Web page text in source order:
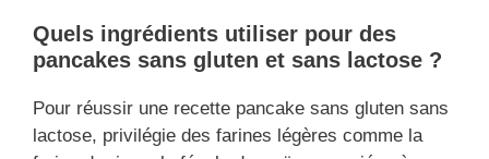
Quels ingrédients utiliser pour des
pancakes sans gluten et sans lactose ?
Pour réussir une recette pancake sans gluten sans
lactose, privilégie des farines légères comme la